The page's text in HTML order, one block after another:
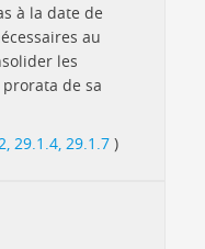
à la date de
au
les
de sa
29.1.4, 29.1.7 )